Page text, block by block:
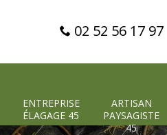
02 52 56 17 97
ENTREPRISE
ÉLAGAGE 45
ARTISAN
PAYSAGISTE
45